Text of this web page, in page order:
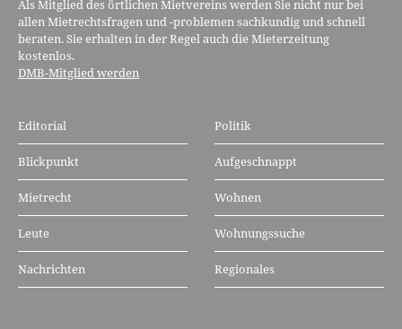
Als Mitglied des örtlichen Mietvereins werden Sie nicht nur bei
allen Mietrechtsfragen und -problemen sachkundig und schnell
beraten. Sie erhalten in der Regel auch die Mieterzeitung
kostenlos.
DMB-Mitglied werden
Editorial
Blickpunkt
Mietrecht
Leute
Nachrichten
Politik
Aufgeschnappt
Wohnen
Wohnungssuche
Regionales